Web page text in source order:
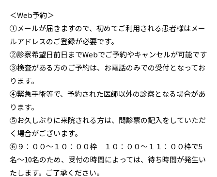
＜Web予約＞
①メールが届きますので、初めてご利用される患者様はメー
ルアドレスのご登録が必要です。
②診察希望日前日までWebでご予約やキャンセルが可能です
③検査がある方のご予約は、お電話のみでの受付となってお
ります。
④緊急手術等で、予約された医師以外の診察となる場合があ
ります。
⑤お久しぶりに来院される方は、問診票の記入をしていただ
く場合がございます。
⑥９：００～１０：００枠 １０：００～１１：００枠で5
名～10名のため、受付の時間によっては、待ち時間が発生い
たします。ご了承ください。